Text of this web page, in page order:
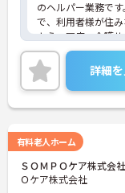
のヘルパー業務で
で、利用者様が住
よう、医療・介護
はほぼなく、お休
フ・ワーク・バラン
めです。ご興味の
せください。
詳細
有料老人ホーム
ＳＯＭＰＯケア株式会
Ｏケア株式会社